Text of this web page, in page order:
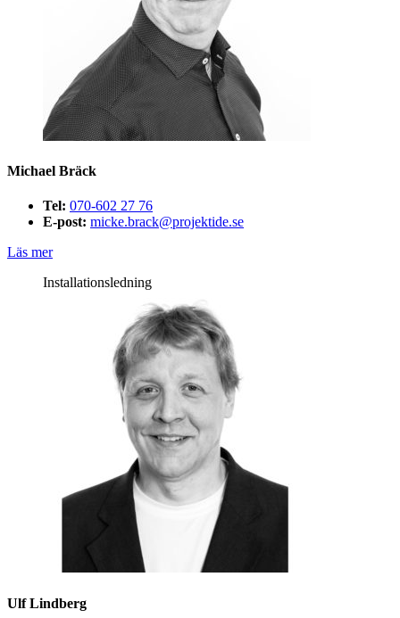
Michael Bräck
Tel: 070-602 27 76
E-post: micke.brack@projektide.se
Läs mer
Installationsledning
Ulf Lindberg